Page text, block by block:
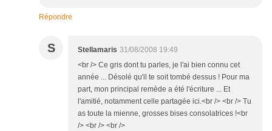
Répondre
S Stellamaris 31/08/2008 19:49
<br /> Ce gris dont tu parles, je l'ai bien connu cet
année ... Désolé qu'il te soit tombé dessus ! Pour ma
part, mon principal remède a été l'écriture ... Et
l'amitié, notamment celle partagée ici.<br /> <br /> Tu
as toute la mienne, grosses bises consolatrices !<br
/> <br /> <br />